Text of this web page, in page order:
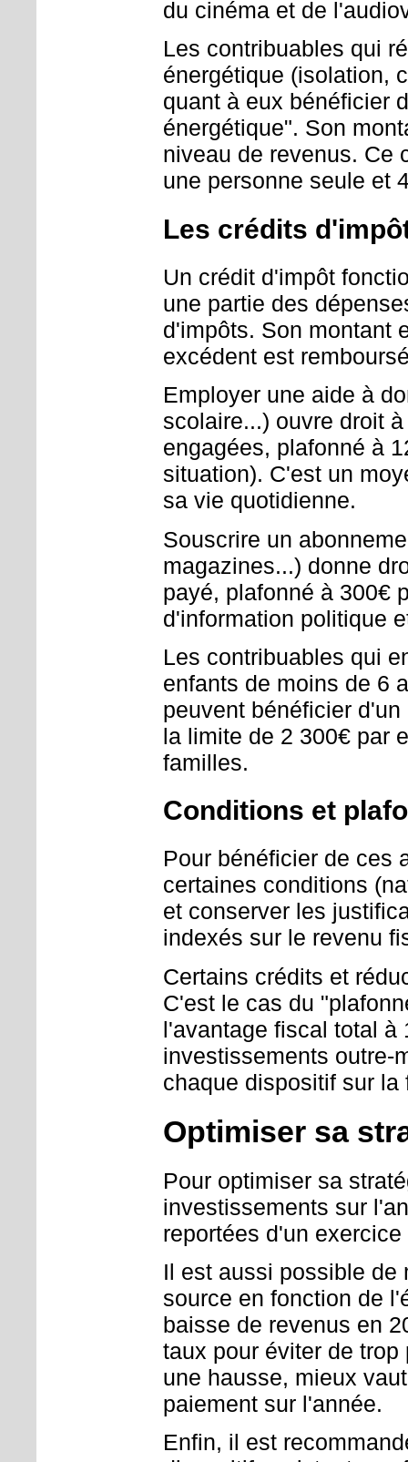
du cinéma et de
Les contribuables qui
énergétique (isolation,
quant à eux bénéficier
énergétique". Son
niveau de revenus. Ce
une personne seule et
Les crédits
Un crédit d'impôt
une partie des
d'impôts. Son montant
excédent est
Employer une aide à
scolaire...) ouvre droit
engagées, plafonné à
situation). C'est un
sa vie quotidienne.
Souscrire un
magazines...) donne
payé, plafonné à 300€
d'information politique
Les contribuables qui
enfants de moins de 6
peuvent bénéficier
la limite de 2 300€ par
familles.
Conditions et
Pour bénéficier de ces
certaines conditions
et conserver les
indexés sur le revenu
Certains crédits et
C'est le cas du
l'avantage fiscal total à
investissements outre-
chaque dispositif sur la
Optimiser sa
Pour optimiser sa
investissements sur
reportées d'un
Il est aussi possible de
source en fonction de
baisse de revenus en
taux pour éviter de
une hausse, mieux
paiement sur l'année.
Enfin, il est